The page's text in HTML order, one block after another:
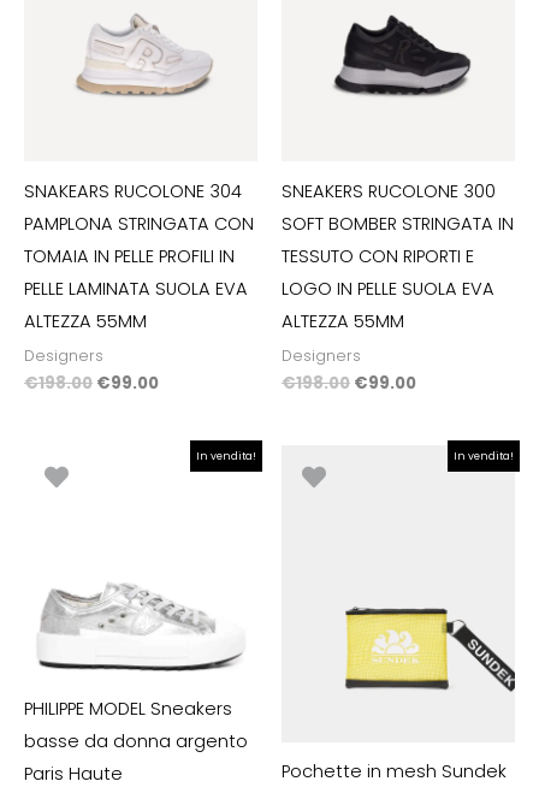
SNAKEARS RUCOLONE 304
PAMPLONA STRINGATA CON
TOMAIA IN PELLE PROFILI IN
PELLE LAMINATA SUOLA EVA
ALTEZZA 55MM
Designers
€198.00
€198.00.
€99.00
SNEAKERS RUCOLONE 300
SOFT BOMBER STRINGATA IN
TESSUTO CON RIPORTI E
LOGO IN PELLE SUOLA EVA
ALTEZZA 55MM
Designers
€198.00
€198.00.
€99.00
In vendita!
PHILIPPE MODEL Sneakers
basse da donna argento
Paris Haute
prezzo
In vendita!
Pochette in mesh Sundek
prezzo